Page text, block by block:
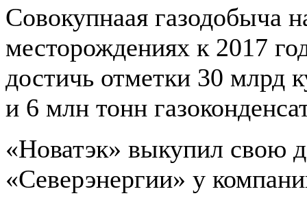
Совокупнаая газодобыча
месторождениях к 2017
достичь отметки 30 млрд
и 6 млн тонн
«Новатэк» выкупил свою
«Северэнергии» у